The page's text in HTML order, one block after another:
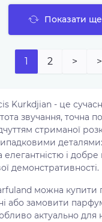
Показати ще
1 2 > >|
Kurkdjian - це
звучання, точна
стриманої
елегантністю і
демонстративності.
можна
або замовити
актуально для